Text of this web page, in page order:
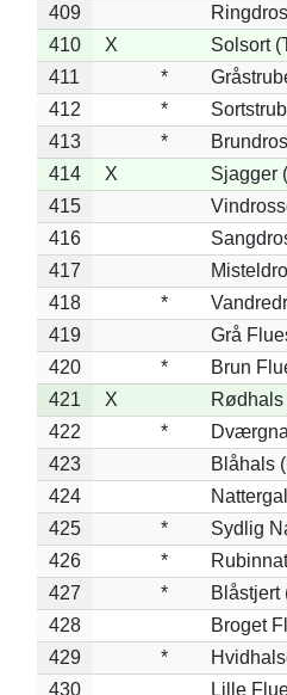
409
410
X
Solsort
411
*
412
*
413
*
414
X
Sjagger
415
416
417
418
*
419
Grå
420
*
Brun
421
X
422
*
423
Blåhals
424
425
*
Sydlig
426
*
427
*
Blåstjert
428
Broget
429
*
430
Lille